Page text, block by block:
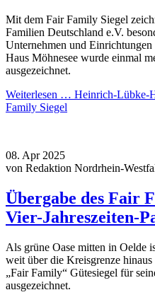
Mit dem Fair Family Siegel
Familien Deutschland e.V.
Unternehmen und
Haus Möhnesee wurde einmal
ausgezeichnet.
Weiterlesen … Heinrich-Lübke-
Family Siegel
08. Apr 2025
von Redaktion Nordrhein-
Übergabe des Fair
Vier-Jahreszeiten-
Als grüne Oase mitten in Oelde
weit über die Kreisgrenze
„Fair Family“ Gütesiegel für
ausgezeichnet.